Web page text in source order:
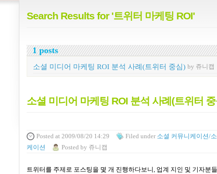
Search Results for '트위터 마케팅 ROI'
1 posts
소셜 미디어 마케팅 ROI 분석 사례(트위터 중심) by 쥬니캡
소셜 미디어 마케팅 ROI 분석 사례(트위터
Posted at 2009/08/20 14:29 Filed under 소셜 커뮤니케이션/
케이션
Posted by 쥬니캡
트위터를 주제로 포스팅을 몇 개 진행하다보니, 업계 지인 및 기자분